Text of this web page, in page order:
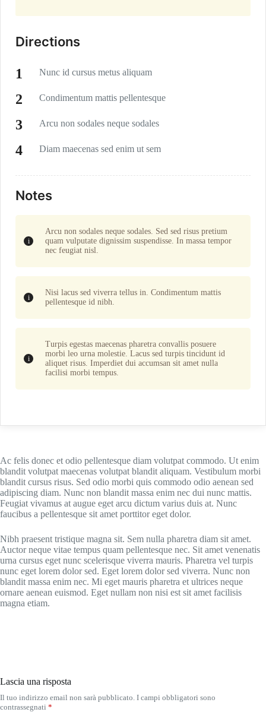
Directions
Nunc id cursus metus aliquam
Condimentum mattis pellentesque
Arcu non sodales neque sodales
Diam maecenas sed enim ut sem
Notes
Arcu non sodales neque sodales. Sed sed risus pretium
quam vulputate dignissim suspendisse. In massa tempor
nec feugiat nisl.
Nisi lacus sed viverra tellus in. Condimentum mattis
pellentesque id nibh.
Turpis egestas maecenas pharetra convallis posuere
morbi leo urna molestie. Lacus sed turpis tincidunt id
aliquet risus. Imperdiet dui accumsan sit amet nulla
facilisi morbi tempus.
Ac felis donec et odio pellentesque diam volutpat commodo. Ut enim
blandit volutpat maecenas volutpat blandit aliquam. Vestibulum morbi
blandit cursus risus. Sed odio morbi quis commodo odio aenean sed
adipiscing diam. Nunc non blandit massa enim nec dui nunc mattis.
Feugiat vivamus at augue eget arcu dictum varius duis at. Nunc
faucibus a pellentesque sit amet porttitor eget dolor.
Nibh praesent tristique magna sit. Sem nulla pharetra diam sit amet.
Auctor neque vitae tempus quam pellentesque nec. Sit amet venenatis
urna cursus eget nunc scelerisque viverra mauris. Pharetra vel turpis
nunc eget lorem dolor sed. Eget lorem dolor sed viverra. Nunc non
blandit massa enim nec. Mi eget mauris pharetra et ultrices neque
ornare aenean euismod. Eget nullam non nisi est sit amet facilisis
magna etiam.
Lascia una risposta
Il tuo indirizzo email non sarà pubblicato. I campi obbligatori sono
contrassegnati *